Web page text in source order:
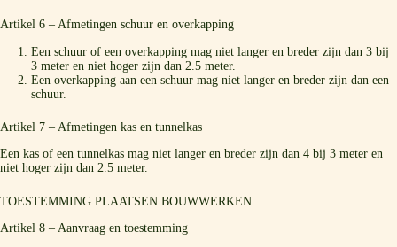
Artikel 6 – Afmetingen schuur en overkapping
Een schuur of een overkapping mag niet langer en breder zijn dan 3 bij
3 meter en niet hoger zijn dan 2.5 meter.
Een overkapping aan een schuur mag niet langer en breder zijn dan een
schuur.
Artikel 7 – Afmetingen kas en tunnelkas
Een kas of een tunnelkas mag niet langer en breder zijn dan 4 bij 3 meter en
niet hoger zijn dan 2.5 meter.
TOESTEMMING PLAATSEN BOUWWERKEN
Artikel 8 – Aanvraag en toestemming